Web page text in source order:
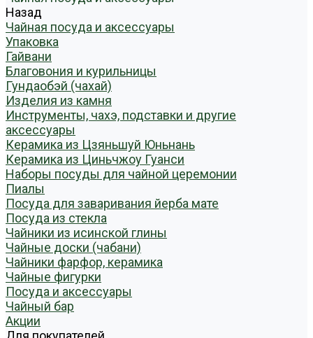
Назад
Чайная посуда и аксессуары
Упаковка
Гайвани
Благовония и курильницы
Гундаобэй (чахай)
Изделия из камня
Инструменты, чахэ, подставки и другие
аксессуары
Керамика из Цзяньшуй Юньнань
Керамика из Циньчжоу Гуанси
Наборы посуды для чайной церемонии
Пиалы
Посуда для заваривания йерба мате
Посуда из стекла
Чайники из исинской глины
Чайные доски (чабани)
Чайники фарфор, керамика
Чайные фигурки
Посуда и аксессуары
Чайный бар
Акции